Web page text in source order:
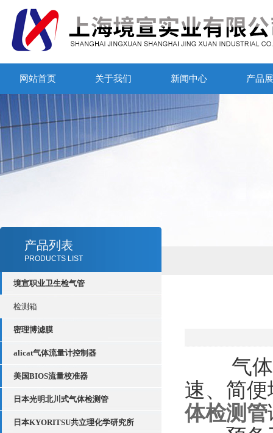
网站首页 关于我们 新闻中心 产品
产品列表
PRODUCTS LIST
境宣职业卫生检气管
检测箱
密理博滤膜
alicat气体流量计控制器
美国BIOS流量校准器
日本光明北川式气体检测管
日本KYORITSU共立理化学研究所
气体检
速、简
体检测管